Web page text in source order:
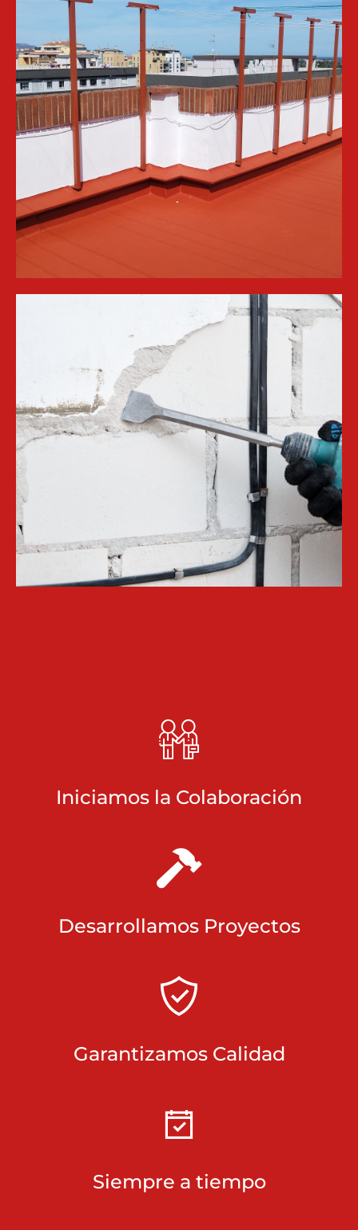
Iniciamos la Colaboración
Desarrollamos Proyectos
Garantizamos Calidad
Siempre a tiempo